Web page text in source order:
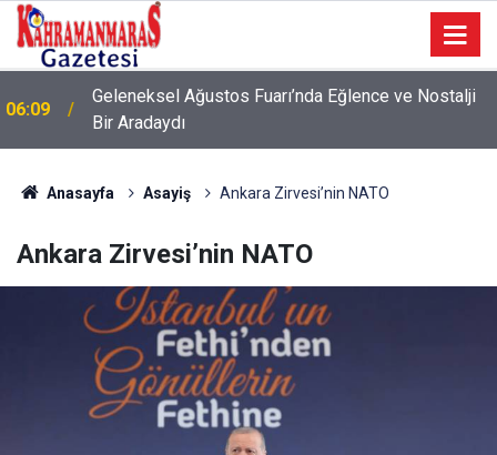
06:09
Geleneksel Ağustos Fuarı’nda Eğlence ve Nostalji
Bir Aradaydı
Anasayfa Asayiş Ankara Zirvesi’nin NATO
Ankara Zirvesi’nin NATO